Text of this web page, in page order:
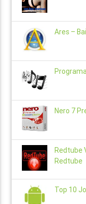
Ares –
Nero 7
Redtube
Redtube
Top 10